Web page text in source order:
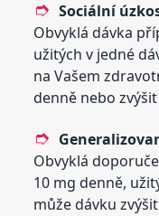
Sociální
Obvyklá dávka
užitých v jedné
na Vašem
denně nebo
Obvyklá
10 mg denně,
může dávku